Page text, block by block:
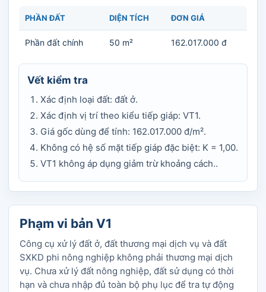
PHẦN ĐẤT DIỆN TÍCH ĐƠN GIÁ
Phần đất chính 50 m² 162.017.000 đ
Vết kiểm tra
Xác định loại đất: đất ở.
Xác định vị trí theo kiểu tiếp giáp: VT1.
Giá gốc dùng để tính: 162.017.000 đ/m².
Không có hệ số mặt tiếp giáp đặc biệt: K = 1,00.
VT1 không áp dụng giảm trừ khoảng cách..
Phạm vi bản V1
Công cụ xử lý đất ở, đất thương mại dịch vụ và đất
SXKD phi nông nghiệp không phải thương mại dịch
vụ. Chưa xử lý đất nông nghiệp, đất sử dụng có thời
hạn và chưa nhập đủ toàn bộ phụ lục để tra tự động